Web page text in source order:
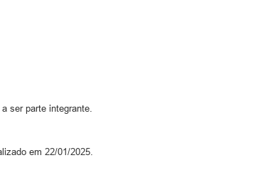
ser parte integrante.
em 22/01/2025.